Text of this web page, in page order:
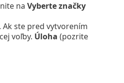
na Vyberte značky
ste pred vytvorením
voľby. Úloha (pozrite